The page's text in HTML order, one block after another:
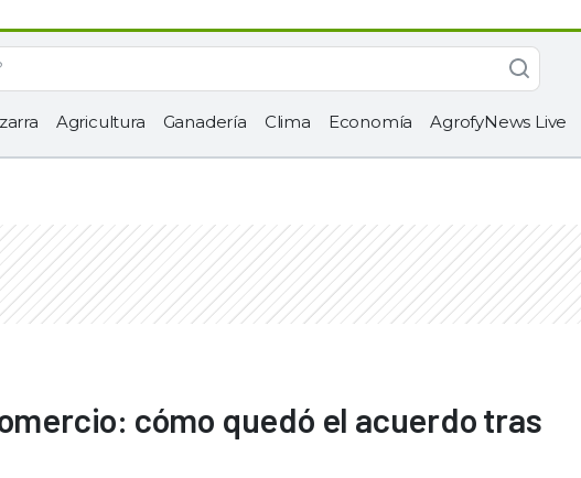
Agricultura Ganadería Clima Economía AgrofyNews Live
cómo quedó el acuerdo tras